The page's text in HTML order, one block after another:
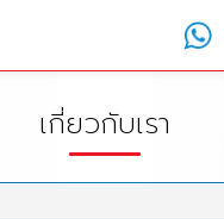
เกี่ยวกับเรา